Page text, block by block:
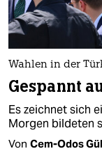
Wahlen in der
Gespannt
Es zeichnet sich
Morgen bildeten
Von Cem-Odos